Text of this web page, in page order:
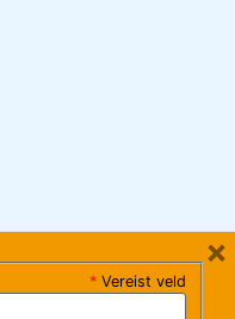
* Vereist veld
×